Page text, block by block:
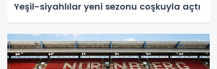
Yeşil-siyahlılar yeni sezonu coşkuyla açtı